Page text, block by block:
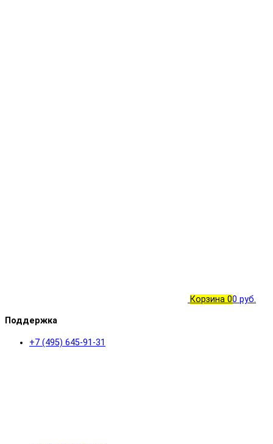
Корзина 00 руб.
Поддержка
+7 (495) 645-91-31